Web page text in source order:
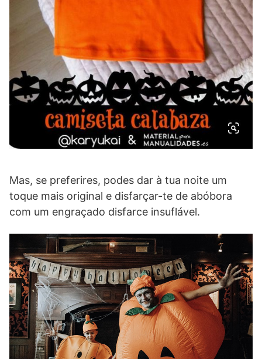
Mas, se preferires, podes dar à tua noite um
toque mais original e disfarçar-te de abóbora
com um engraçado disfarce insuflável.